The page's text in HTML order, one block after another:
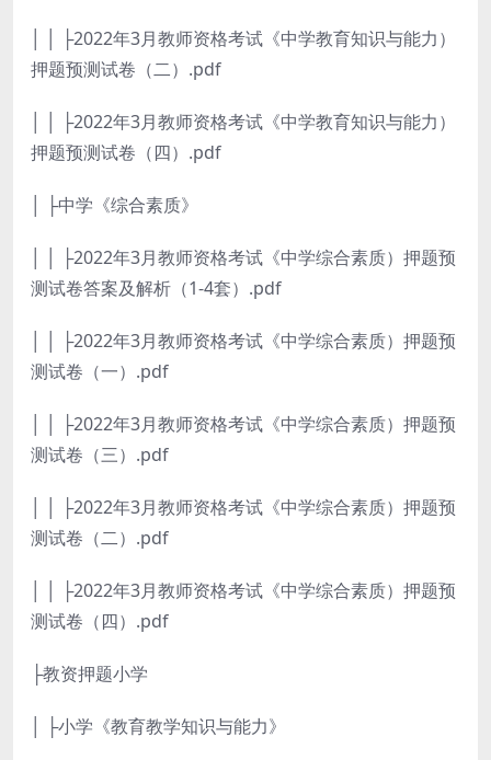
│ │ ├2022年3月教师资格考试《中学教育知识与能力）
押题预测试卷（二）.pdf
│ │ ├2022年3月教师资格考试《中学教育知识与能力）
押题预测试卷（四）.pdf
│ ├中学《综合素质》
│ │ ├2022年3月教师资格考试《中学综合素质）押题预
测试卷答案及解析（1-4套）.pdf
│ │ ├2022年3月教师资格考试《中学综合素质）押题预
测试卷（一）.pdf
│ │ ├2022年3月教师资格考试《中学综合素质）押题预
测试卷（三）.pdf
│ │ ├2022年3月教师资格考试《中学综合素质）押题预
测试卷（二）.pdf
│ │ ├2022年3月教师资格考试《中学综合素质）押题预
测试卷（四）.pdf
├教资押题小学
│ ├小学《教育教学知识与能力》